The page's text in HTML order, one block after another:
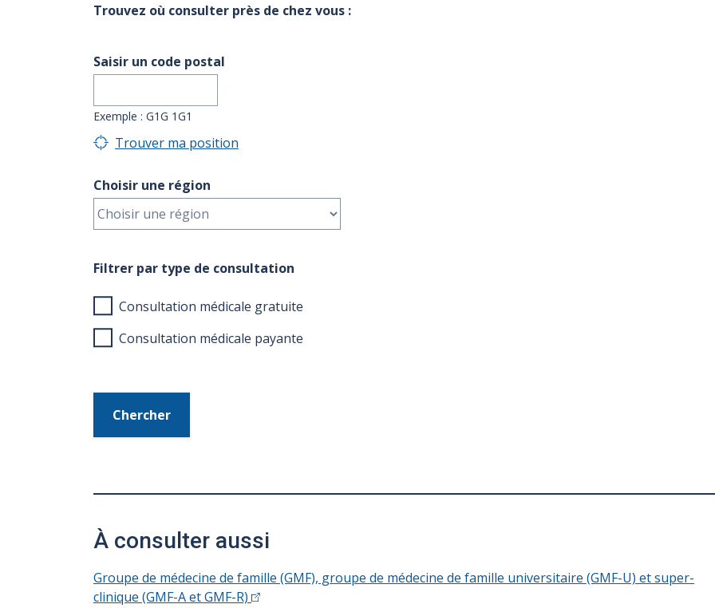
Trouvez où consulter près de chez vous :
Saisir un code postal
Exemple : G1G 1G1
Trouver ma position
Choisir une région
Filtrer par type de consultation
Consultation médicale gratuite
Consultation médicale payante
Chercher
À consulter aussi
Groupe de médecine de famille (GMF), groupe de médecine de famille universitaire (GMF-U) et super-
clinique (GMF-A et GMF-R)